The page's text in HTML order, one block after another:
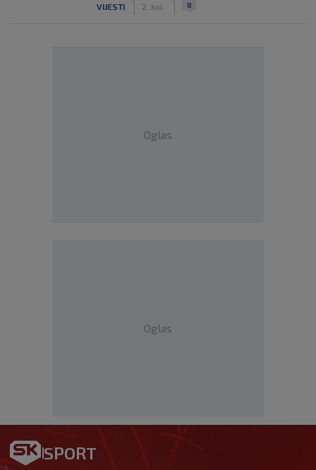
VIJESTI 2. kol. 8
Oglas
Oglas
SPORT